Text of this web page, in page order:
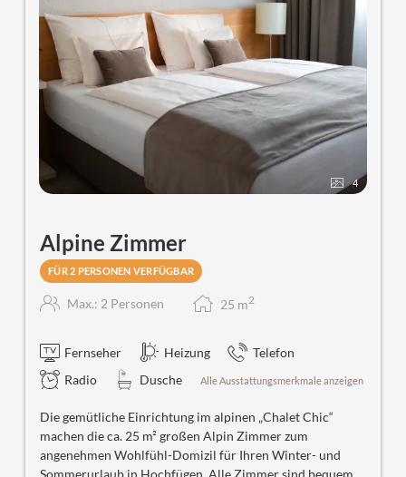
4
Alpine Zimmer
FÜR 2 PERSONEN VERFÜGBAR
Max.: 2 Personen 25 m2
Fernseher Heizung
Telefon
Radio
Dusche Alle Ausstattungsmerkmale anzeigen
Die gemütliche Einrichtung im alpinen „Chalet Chic“
machen die ca. 25 m² großen Alpin Zimmer zum
angenehmen Wohlfühl-Domizil für Ihren Winter- und